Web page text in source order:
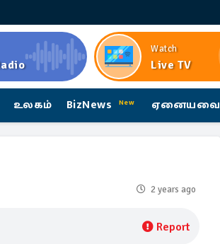
Watch
Live TV
உலகம் BizNews New ஏனையவை
2 years ago
Report